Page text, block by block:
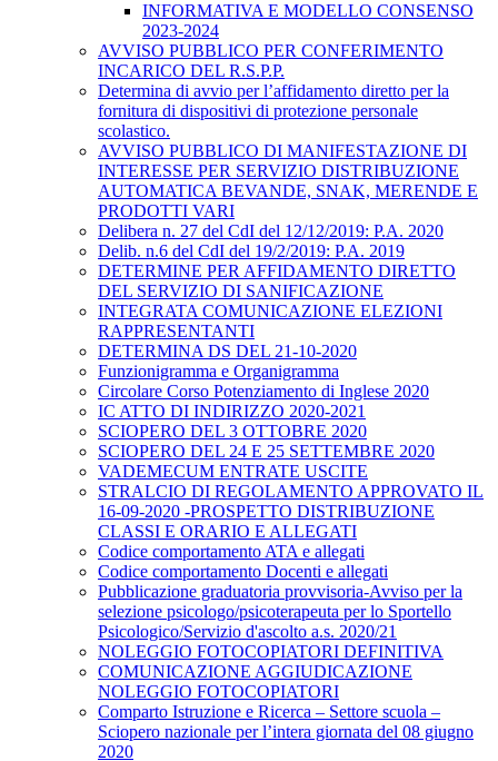
INFORMATIVA E MODELLO CONSENSO
2023-2024
AVVISO PUBBLICO PER CONFERIMENTO
INCARICO DEL R.S.P.P.
Determina di avvio per l’affidamento diretto per la
fornitura di dispositivi di protezione personale
scolastico.
AVVISO PUBBLICO DI MANIFESTAZIONE DI
INTERESSE PER SERVIZIO DISTRIBUZIONE
AUTOMATICA BEVANDE, SNAK, MERENDE E
PRODOTTI VARI
Delibera n. 27 del CdI del 12/12/2019: P.A. 2020
Delib. n.6 del CdI del 19/2/2019: P.A. 2019
DETERMINE PER AFFIDAMENTO DIRETTO
DEL SERVIZIO DI SANIFICAZIONE
INTEGRATA COMUNICAZIONE ELEZIONI
RAPPRESENTANTI
DETERMINA DS DEL 21-10-2020
Funzionigramma e Organigramma
Circolare Corso Potenziamento di Inglese 2020
IC ATTO DI INDIRIZZO 2020-2021
SCIOPERO DEL 3 OTTOBRE 2020
SCIOPERO DEL 24 E 25 SETTEMBRE 2020
VADEMECUM ENTRATE USCITE
STRALCIO DI REGOLAMENTO APPROVATO IL
16-09-2020 -PROSPETTO DISTRIBUZIONE
CLASSI E ORARIO E ALLEGATI
Codice comportamento ATA e allegati
Codice comportamento Docenti e allegati
Pubblicazione graduatoria provvisoria-Avviso per la
selezione psicologo/psicoterapeuta per lo Sportello
Psicologico/Servizio d'ascolto a.s. 2020/21
NOLEGGIO FOTOCOPIATORI DEFINITIVA
COMUNICAZIONE AGGIUDICAZIONE
NOLEGGIO FOTOCOPIATORI
Comparto Istruzione e Ricerca – Settore scuola –
Sciopero nazionale per l’intera giornata del 08 giugno
2020